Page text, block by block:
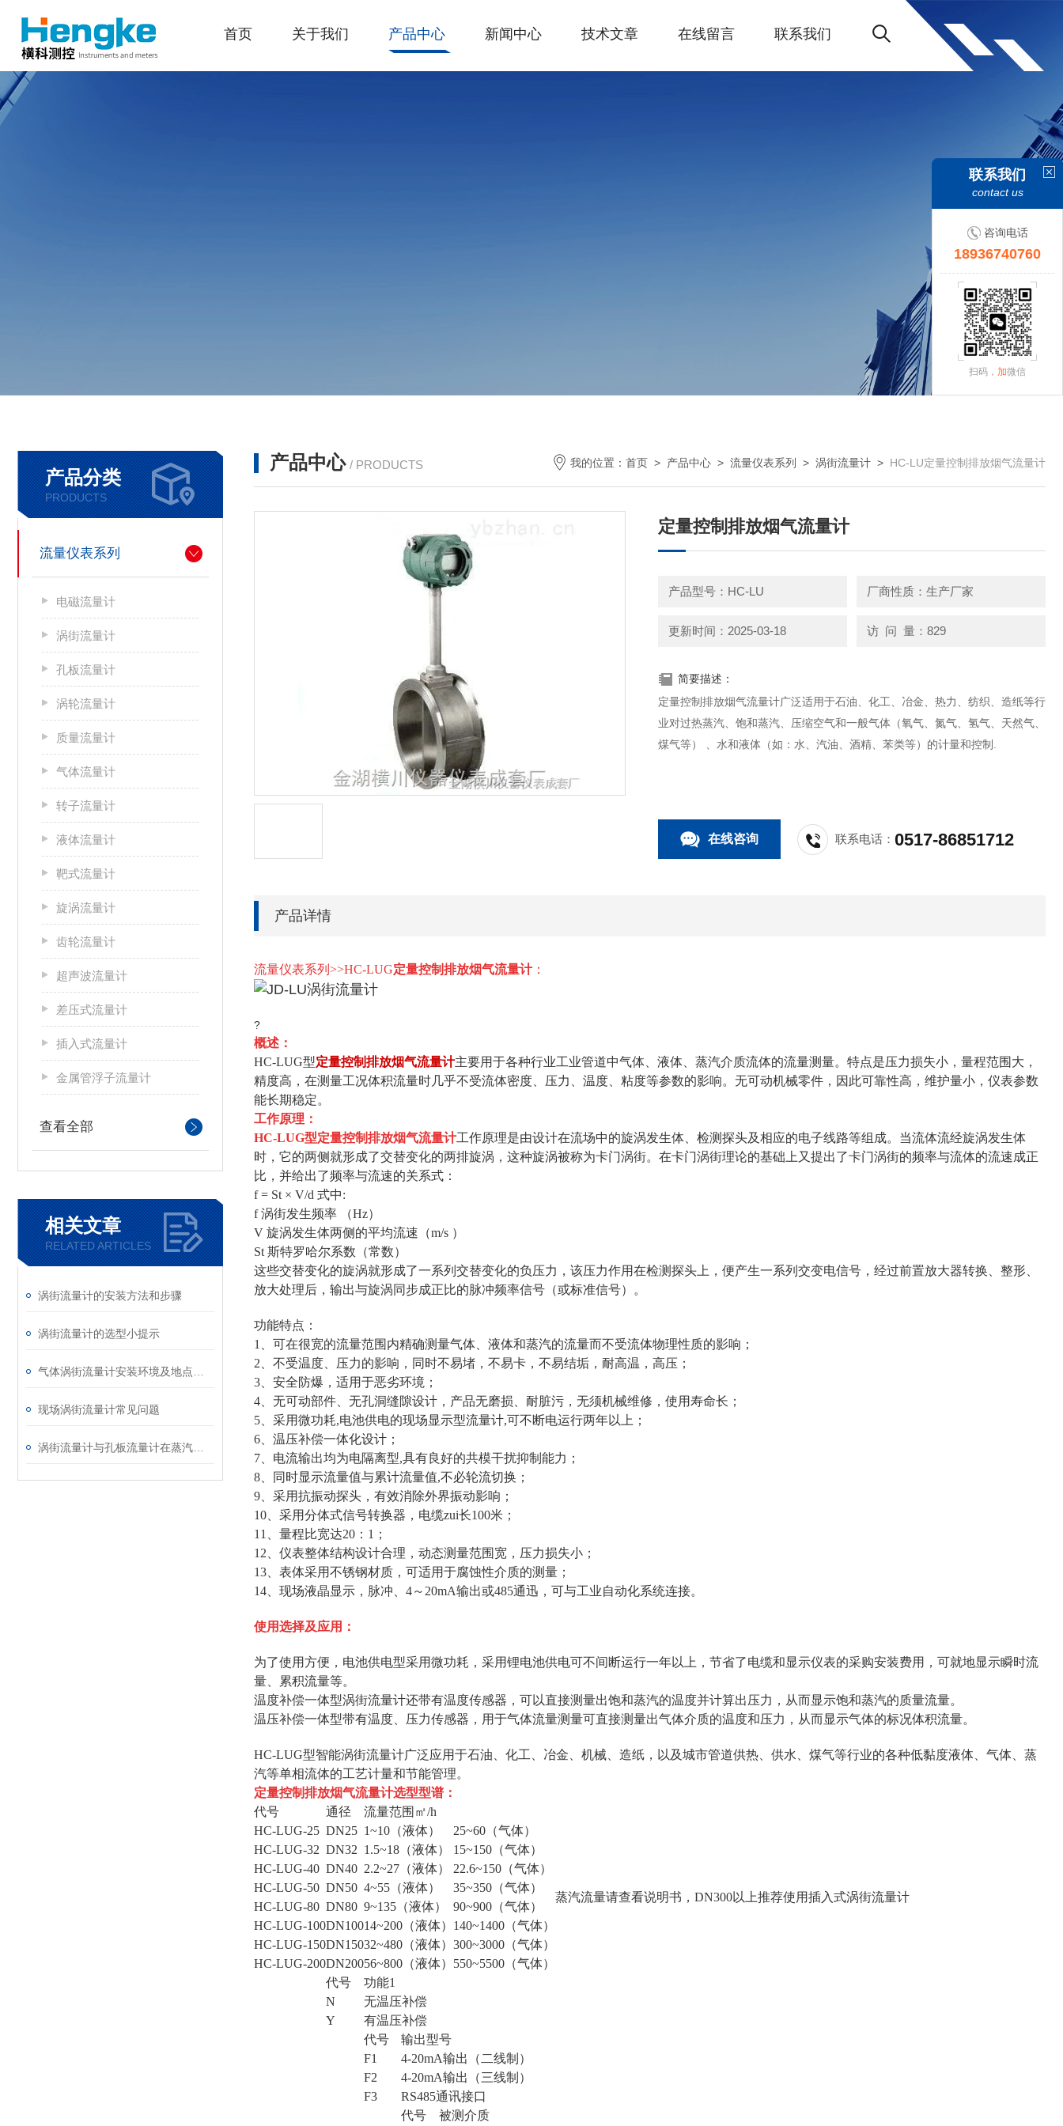
首页 关于我们 产品中心 新闻中心 技术文章 在线留言 联系我们
产品分类
PRODUCTS
流量仪表系列
电磁流量计
涡街流量计
孔板流量计
涡轮流量计
质量流量计
气体流量计
转子流量计
液体流量计
靶式流量计
旋涡流量计
齿轮流量计
超声波流量计
差压式流量计
插入式流量计
金属管浮子流量计
查看全部
相关文章
RELATED ARTICLES
涡街流量计的安装方法和步骤
涡街流量计的选型小提示
现场涡街流量计常见问题
产品中心 / PRODUCTS 我的位置： 首页 > 产品中心 > 流量仪表系列 > 涡街流量计 > HC-LU定量控制排放烟气流量计
定量控制排放烟气流量计
产品型号：HC-LU 厂商性质：生产厂家
更新时间：2025-03-18 访 问 量：829
简要描述：
定量控制排放烟气流量计广泛适用于石油、化工、冶金、热力、纺织、造纸等行
业对过热蒸汽、饱和蒸汽、压缩空气和一般气体（氧气、氮气、氢气、天然气、
煤气等） 、水和液体（如：水、汽油、酒精、苯类等）的计量和控制.
在线咨询 联系电话：0517-86851712
产品详情
流量仪表系列>>HC-LUG定量控制排放烟气流量计：
?
概述：
HC-LUG型定量控制排放烟气流量计主要用于各种行业工业管道中气体、液体、蒸汽介质流体的流量测量。特点是压力损失小，量程范围大，
精度高，在测量工况体积流量时几乎不受流体密度、压力、温度、粘度等参数的影响。无可动机械零件，因此可靠性高，维护量小，仪表参数
能长期稳定。
工作原理：
HC-LUG型定量控制排放烟气流量计工作原理是由设计在流场中的旋涡发生体、检测探头及相应的电子线路等组成。当流体流经旋涡发生体
时，它的两侧就形成了交替变化的两排旋涡，这种旋涡被称为卡门涡街。在卡门涡街理论的基础上又提出了卡门涡街的频率与流体的流速成正
比，并给出了频率与流速的关系式：
f = St × V/d 式中:
f 涡街发生频率 （Hz）
V 旋涡发生体两侧的平均流速（m/s ）
St 斯特罗哈尔系数（常数）
这些交替变化的旋涡就形成了一系列交替变化的负压力，该压力作用在检测探头上，便产生一系列交变电信号，经过前置放大器转换、整形、
放大处理后，输出与旋涡同步成正比的脉冲频率信号（或标准信号）。
功能特点：
1、可在很宽的流量范围内精确测量气体、液体和蒸汽的流量而不受流体物理性质的影响；
2、不受温度、压力的影响，同时不易堵，不易卡，不易结垢，耐高温，高压；
3、安全防爆，适用于恶劣环境；
4、无可动部件、无孔洞缝隙设计，产品无磨损、耐脏污，无须机械维修，使用寿命长；
5、采用微功耗,电池供电的现场显示型流量计,可不断电运行两年以上；
6、温压补偿一体化设计；
7、电流输出均为电隔离型,具有良好的共模干扰抑制能力；
8、同时显示流量值与累计流量值,不必轮流切换；
9、采用抗振动探头，有效消除外界振动影响；
10、采用分体式信号转换器，电缆zui长100米；
11、量程比宽达20：1；
12、仪表整体结构设计合理，动态测量范围宽，压力损失小；
13、表体采用不锈钢材质，可适用于腐蚀性介质的测量；
14、现场液晶显示，脉冲、4～20mA输出或485通迅，可与工业自动化系统连接。
使用选择及应用：
为了使用方便，电池供电型采用微功耗，采用锂电池供电可不间断运行一年以上，节省了电缆和显示仪表的采购安装费用，可就地显示瞬时流
量、累积流量等。
温度补偿一体型涡街流量计还带有温度传感器，可以直接测量出饱和蒸汽的温度并计算出压力，从而显示饱和蒸汽的质量流量。
温压补偿一体型带有温度、压力传感器，用于气体流量测量可直接测量出气体介质的温度和压力，从而显示气体的标况体积流量。
HC-LUG型智能涡街流量计广泛应用于石油、化工、冶金、机械、造纸，以及城市管道供热、供水、煤气等行业的各种低黏度液体、气体、蒸
汽等单相流体的工艺计量和节能管理。
定量控制排放烟气流量计选型型谱：
代号
通径
流量范围㎡/h
HC-LUG-25 DN25 1~10（液体） 25~60（气体）
蒸汽流量请查看说明书，DN300以上推荐使用插入式涡街流量计
HC-LUG-32 DN32 1.5~18（液体）
15~150（气体）
HC-LUG-40 DN40 2.2~27（液体）
22.6~150（气体）
HC-LUG-50 DN50 4~55（液体）
35~350（气体）
HC-LUG-80 DN80 9~135（液体）
90~900（气体）
HC-LUG-100DN10014~200（液体） 140~1400（气体）
HC-LUG-150DN15032~480（液体） 300~3000（气体）
HC-LUG-200DN20056~800（液体） 550~5500（气体）
代号
功能1
N
无温压补偿
Y
有温压补偿
代号
输出型号
F1
4-20mA输出（二线制）
F2
4-20mA输出（三线制）
F3
RS485通讯接口
代号
被测介质
联系我们
contact us
咨询电话
18936740760
扫码， 加微信